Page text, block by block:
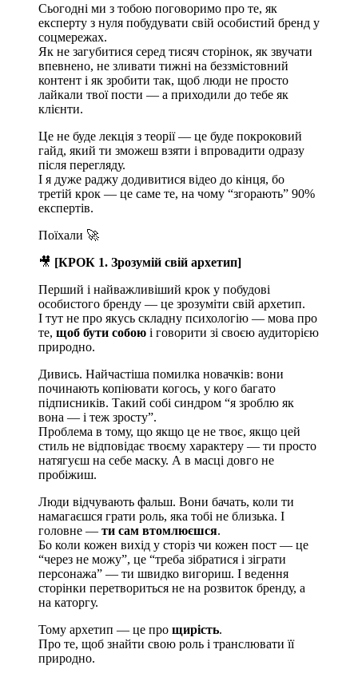
Сьогодні ми з тобою поговоримо про те, як
експерту з нуля побудувати свій особистий бренд у
соцмережах.
Як не загубитися серед тисяч сторінок, як звучати
впевнено, не зливати тижні на беззмістовний
контент і як зробити так, щоб люди не просто
лайкали твої пости — а приходили до тебе як
клієнти.
Це не буде лекція з теорії — це буде покроковий
гайд, який ти зможеш взяти і впровадити одразу
після перегляду.
І я дуже раджу додивитися відео до кінця, бо
третій крок — це саме те, на чому “згорають” 90%
експертів.
Поїхали 🚀
🎥 [КРОК 1. Зрозумій свій архетип]
Перший і найважливіший крок у побудові
особистого бренду — це зрозуміти свій архетип.
І тут не про якусь складну психологію — мова про
те, щоб бути собою і говорити зі своєю аудиторією
природно.
Дивись. Найчастіша помилка новачків: вони
починають копіювати когось, у кого багато
підписників. Такий собі синдром “я зроблю як
вона — і теж зросту”.
Проблема в тому, що якщо це не твоє, якщо цей
стиль не відповідає твоєму характеру — ти просто
натягуєш на себе маску. А в масці довго не
пробіжиш.
Люди відчувають фальш. Вони бачать, коли ти
намагаєшся грати роль, яка тобі не близька. І
головне — ти сам втомлюєшся.
Бо коли кожен вихід у сторіз чи кожен пост — це
“через не можу”, це “треба зібратися і зіграти
персонажа” — ти швидко вигориш. І ведення
сторінки перетвориться не на розвиток бренду, а
на каторгу.
Тому архетип — це про щирість.
Про те, щоб знайти свою роль і транслювати її
природно.